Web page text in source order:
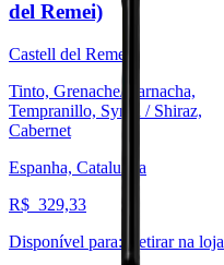
del Remei)
Castell del Remei
Tinto, Grenache/Garnacha,
Tempranillo, Syrah / Shiraz,
Cabernet
Espanha, Catalunha
R$ 329,33
Disponível para:
Retirar na loja